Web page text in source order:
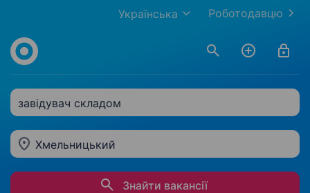
Роботодавцю
Українська
завідувач складом
Хмельницький
Знайти вакансії